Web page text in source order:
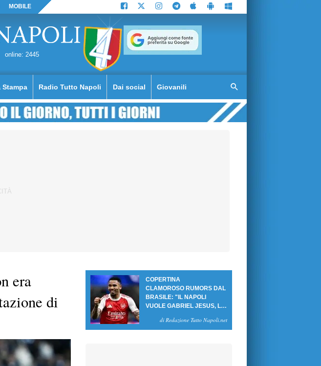
MOBILE
online: 2445
Stampa Radio Tutto Napoli Dai social Giovanili
era
di
COPERTINA
CLAMOROSO RUMORS DAL
BRASILE: "IL NAPOLI
VUOLE GABRIEL JESUS, LE
di Redazione Tutto Napoli.net